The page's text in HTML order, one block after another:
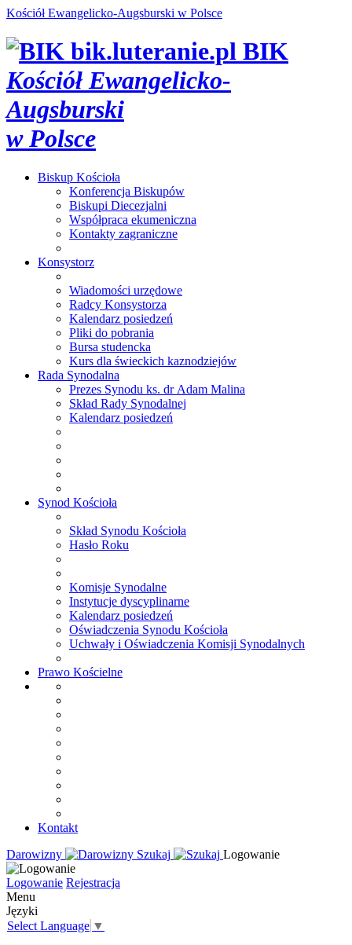
Kościół Ewangelicko-Augsburski w Polsce
bik.luteranie.pl BIK
Kościół Ewangelicko-
Augsburski
w Polsce
Biskup Kościoła
Konferencja Biskupów
Biskupi Diecezjalni
Współpraca ekumeniczna
Kontakty zagraniczne
Konsystorz
Wiadomości urzędowe
Radcy Konsystorza
Kalendarz posiedzeń
Pliki do pobrania
Bursa studencka
Kurs dla świeckich kaznodziejów
Rada Synodalna
Prezes Synodu ks. dr Adam Malina
Skład Rady Synodalnej
Kalendarz posiedzeń
Synod Kościoła
Skład Synodu Kościoła
Hasło Roku
Komisje Synodalne
Instytucje dyscyplinarne
Kalendarz posiedzeń
Oświadczenia Synodu Kościoła
Uchwały i Oświadczenia Komisji Synodalnych
Prawo Kościelne
Kontakt
Darowizny
Szukaj Logowanie
Logowanie Rejestracja
Menu
Języki
Select Language ▼